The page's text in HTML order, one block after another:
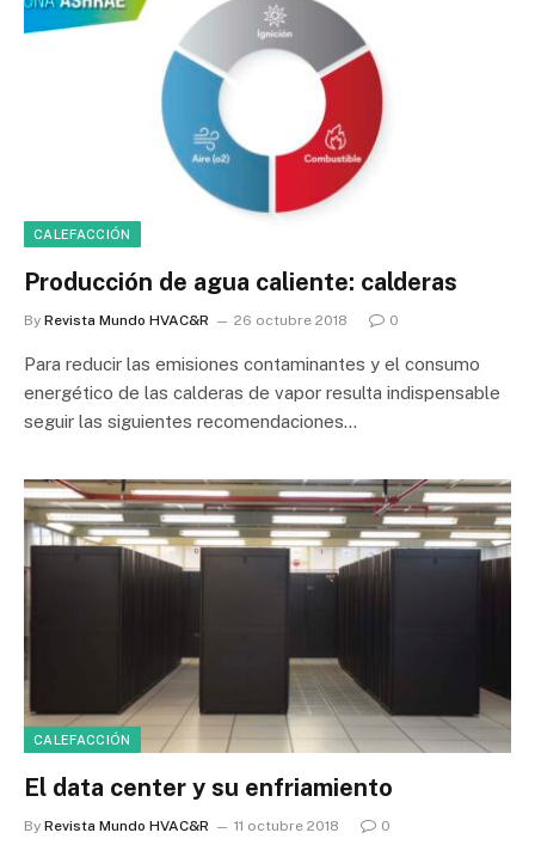
CALEFACCIÓN
Producción de agua caliente: calderas
By Revista Mundo HVAC&R 26 octubre 2018 0
Para reducir las emisiones contaminantes y el consumo
energético de las calderas de vapor resulta indispensable
seguir las siguientes recomendaciones…
CALEFACCIÓN
El data center y su enfriamiento
By Revista Mundo HVAC&R 11 octubre 2018 0